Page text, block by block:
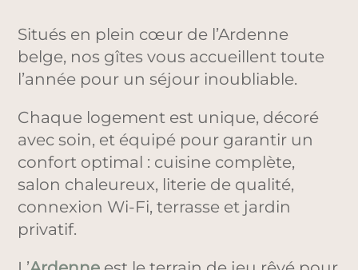
Situés en plein cœur de l’Ardenne
belge, nos gîtes vous accueillent toute
l’année pour un séjour inoubliable.
Chaque logement est unique, décoré
avec soin, et équipé pour garantir un
confort optimal : cuisine complète,
salon chaleureux, literie de qualité,
connexion Wi-Fi, terrasse et jardin
privatif.